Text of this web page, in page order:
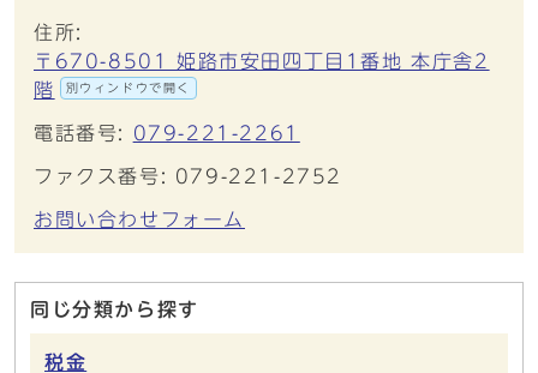
住所:
〒670-8501 姫路市安田四丁目1番地 本庁舎2
階
別ウィンドウで開く
電話番号: 079-221-2261
ファクス番号: 079-221-2752
お問い合わせフォーム
同じ分類から探す
税金